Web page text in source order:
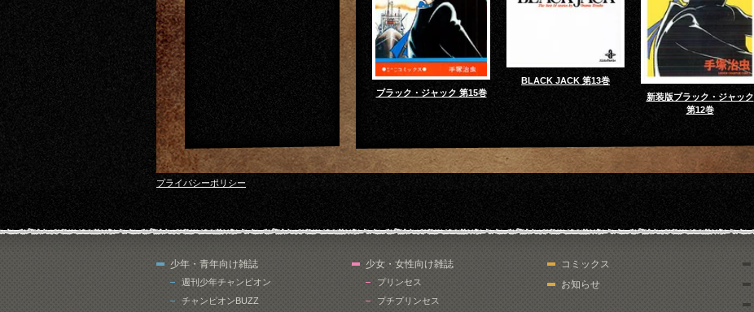
ブラック・ジャック 第15巻
BLACK JACK 第13巻
新装版ブラック・ジャック
第12巻
プライバシーポリシー
少年・青年向け雑誌
週刊少年チャンピオン
チャンピオンBUZZ
少女・女性向け雑誌
プリンセス
プチプリンセス
コミックス
お知らせ